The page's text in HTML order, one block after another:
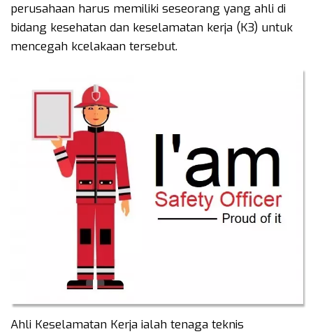
perusahaan harus memiliki seseorang yang ahli di
bidang kesehatan dan keselamatan kerja (K3) untuk
mencegah kcelakaan tersebut.
Ahli Keselamatan Kerja ialah tenaga teknis